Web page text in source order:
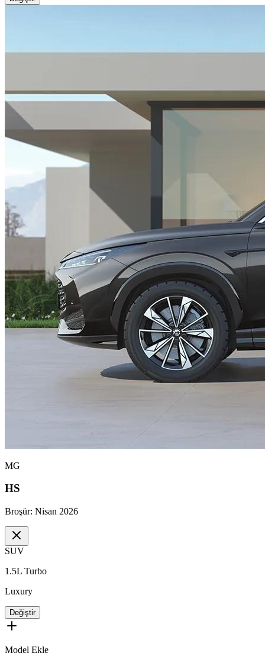
MG
HS
Broşür: Nisan 2026
SUV
1.5L Turbo
Luxury
Değiştir
Model Ekle